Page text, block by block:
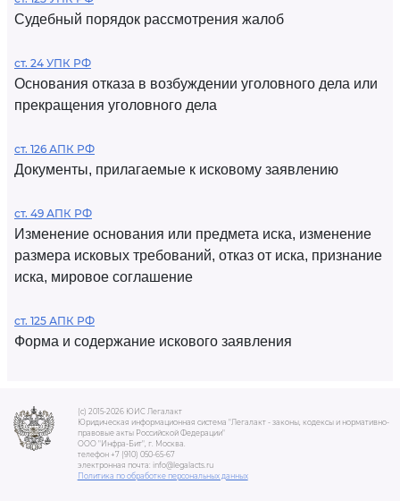
Судебный порядок рассмотрения жалоб
ст. 24 УПК РФ
Основания отказа в возбуждении уголовного дела или
прекращения уголовного дела
ст. 126 АПК РФ
Документы, прилагаемые к исковому заявлению
ст. 49 АПК РФ
Изменение основания или предмета иска, изменение
размера исковых требований, отказ от иска, признание
иска, мировое соглашение
ст. 125 АПК РФ
Форма и содержание искового заявления
(c) 2015-2026 ЮИС Легалакт
Юридическая информационная система "Легалакт - законы, кодексы и нормативно-
правовые акты Российской Федерации"
ООО "Инфра-Бит", г. Москва.
телефон +7 (910) 050-65-67
электронная почта: info@legalacts.ru
Политика по обработке персональных данных